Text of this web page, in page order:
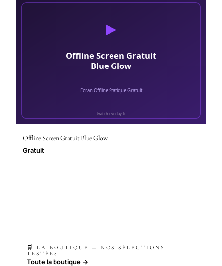
Offline Screen Gratuit Blue Glow
Gratuit
🛒 LA BOUTIQUE — NOS SÉLECTIONS
TESTÉES
Toute la boutique →